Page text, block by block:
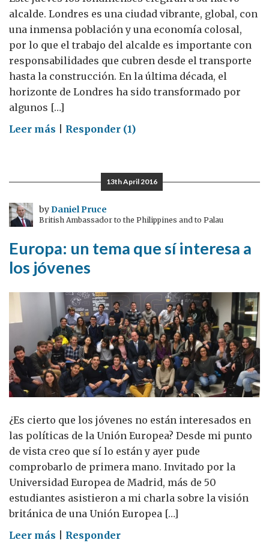
alcalde. Londres es una ciudad vibrante, global, con
una inmensa población y una economía colosal,
por lo que el trabajo del alcalde es importante con
responsabilidades que cubren desde el transporte
hasta la construcción. En la última década, el
horizonte de Londres ha sido transformado por
algunos […]
Leer más on
el
presente
las
ciudades
Responder (1)
13th April 2016
byDaniel Pruce
British Ambassador to the Philippines and to Palau
Europa: un tema que sí interesa a
los jóvenes
¿Es cierto que los jóvenes no están interesados en
las políticas de la Unión Europea? Desde mi punto
de vista creo que sí lo están y ayer pude
comprobarlo de primera mano. Invitado por la
Universidad Europea de Madrid, más de 50
estudiantes asistieron a mi charla sobre la visión
británica de una Unión Europea […]
Leer más onResponder